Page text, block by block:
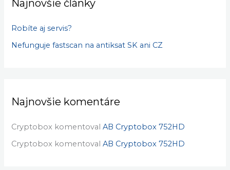
Najnovšie články
Robíte aj servis?
Nefunguje fastscan na antiksat SK ani CZ
Najnovšie komentáre
Cryptobox komentovalAB Cryptobox 752HD
Cryptobox komentovalAB Cryptobox 752HD